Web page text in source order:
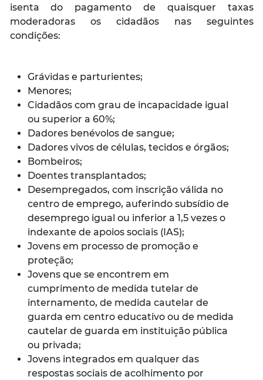
isenta do pagamento de quaisquer taxas
moderadoras os cidadãos nas seguintes
condições:
Grávidas e parturientes;
Menores;
Cidadãos com grau de incapacidade igual
ou superior a 60%;
Dadores benévolos de sangue;
Dadores vivos de células, tecidos e órgãos;
Bombeiros;
Doentes transplantados;
Desempregados, com inscrição válida no
centro de emprego, auferindo subsídio de
desemprego igual ou inferior a 1,5 vezes o
indexante de apoios sociais (IAS);
Jovens em processo de promoção e
proteção;
Jovens que se encontrem em
cumprimento de medida tutelar de
internamento, de medida cautelar de
guarda em centro educativo ou de medida
cautelar de guarda em instituição pública
ou privada;
Jovens integrados em qualquer das
respostas sociais de acolhimento por